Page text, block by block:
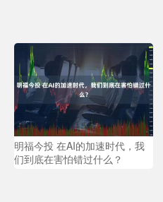
明福今投 在AI的加速时代，我
们到底在害怕错过什么？